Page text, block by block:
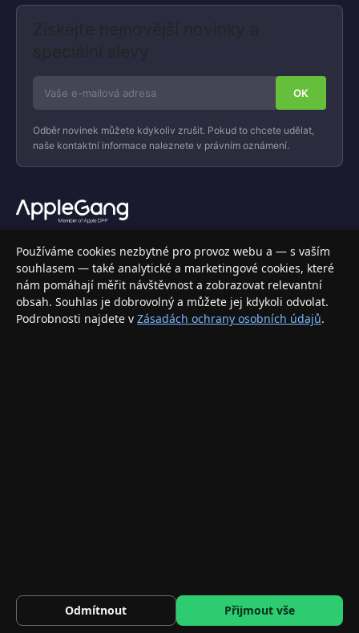
DUX DUCIS Copa Odolný hybridní obal pro iPad 10,2" (7/8/9 g… 848 Kč
Získejte nejnovější novinky a
speciální slevy
Odběr novinek můžete kdykoliv zrušit. Pokud to chcete udělat,
naše kontaktní informace naleznete v právním oznámení.
Váš specializovaný obchod s Apple produkty, příslušenstvím a
elektronikou. Nakupujte bezpečně a s jistotou.
INFORMACE
Doprava a doručení
© 2026 AppleGang.cz – Všechna práva vyhrazena
Používáme cookies nezbytné pro provoz webu a — s vaším
souhlasem — také analytické a marketingové cookies, které
nám pomáhají měřit návštěvnost a zobrazovat relevantní
obsah. Souhlas je dobrovolný a můžete jej kdykoli odvolat.
Podrobnosti najdete v Zásadách ochrany osobních údajů.
Odmítnout Přijmout vše